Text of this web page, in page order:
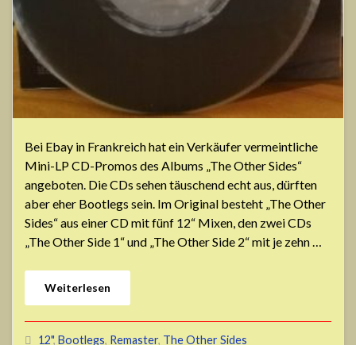
Bei Ebay in Frankreich hat ein Verkäufer vermeintliche
Mini-LP CD-Promos des Albums „The Other Sides“
angeboten. Die CDs sehen täuschend echt aus, dürften
aber eher Bootlegs sein. Im Original besteht „The Other
Sides“ aus einer CD mit fünf 12“ Mixen, den zwei CDs
„The Other Side 1“ und „The Other Side 2“ mit je zehn …
Weiterlesen
12", Bootlegs, Remaster, The Other Sides